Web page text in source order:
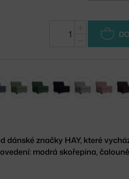
dánské značky HAY, které
modrá skořepina,